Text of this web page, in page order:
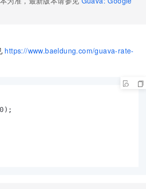
https://www.baeldung.com/guava-rate-